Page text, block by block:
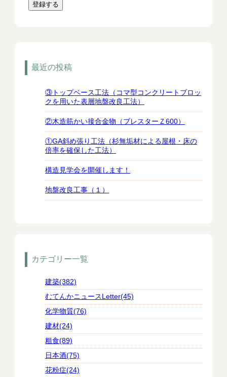
最近の投稿
③トップベース工法（コマ型コンクリートブロッ
クを用いた表層地盤改良工法）
②木造筋かい接合金物（ブレスターＺ600）
①GA斜め張り工法（杉無垢材による屋根・床の
倍率を確保した工法）
構造見学会を開催します！
地盤改良工事（１）
カテゴリー一覧
建築(382)
むてんかニュースLetter(45)
化学物質(76)
建材(24)
粗食(89)
日本酒(75)
花粉症(24)